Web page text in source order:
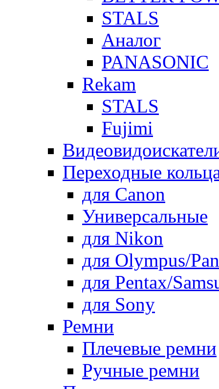
STALS
Аналог
PANASONIC
Rekam
STALS
Fujimi
Переходные
для Canon
Универсальные
для Nikon
для Olympus/
для Pentax/
для Sony
Ремни
Плечевые ремни
Ручные ремни